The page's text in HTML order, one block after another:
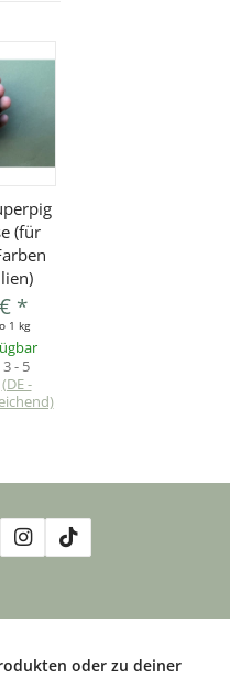
(für
*
1 kg
3 - 5
(DE -
oder zu deiner